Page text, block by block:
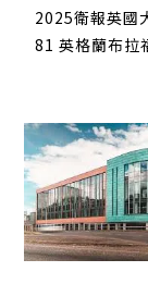
2025衛報英國
81 英格蘭布拉